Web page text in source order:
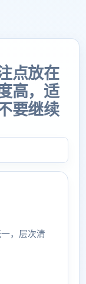
点放在
高，适
要继续
，层次清